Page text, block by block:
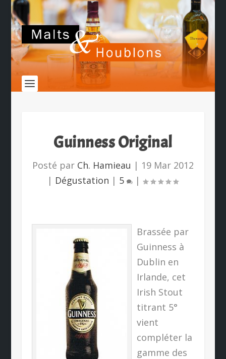
Guinness Original
Posté par Ch. Hamieau | 19 Mar 2012
| Dégustation | 5 |
Brassée par
Guinness à
Dublin en
Irlande, cet
Irish Stout
titrant 5°
vient
compléter la
gamme des